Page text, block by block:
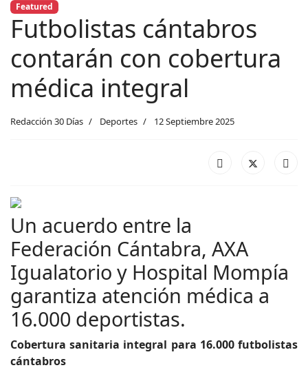
Featured
Futbolistas cántabros
contarán con cobertura
médica integral
Redacción 30 Días Deportes 12 Septiembre 2025
Un acuerdo entre la
Federación Cántabra, AXA
Igualatorio y Hospital Mompía
garantiza atención médica a
16.000 deportistas.
Cobertura sanitaria integral para 16.000 futbolistas
cántabros